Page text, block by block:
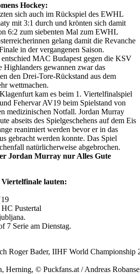
Hockey:
sich auch im Rückspiel des EWHL
mit 3:1 durch und krönten sich damit
6:2 zum siebenten Mal zum EWHL
gelang damit die Revanche
in der vergangenen Saison.
MAC Budapest gegen die KSV
gewannen zwar das
den Drei-Tore-Rückstand aus dem
wettmachen.
kam es beim 1. Viertelfinalspiel
Fehervar AV19 beim Spielstand von
medizinischen Notfall. Jordan Murray
abseits des Spielgeschehens auf dem Eis
reanimiert werden bevor er in das
gebracht werden konnte. Das Spiel
natürlicherweise abgebrochen.
Jordan Murray nur Alles Gute
lauten:
Pustertal
7 Serie am Dienstag.
Roger Bader, IIHF World Championship
Herning, © Puckfans.at / Andreas